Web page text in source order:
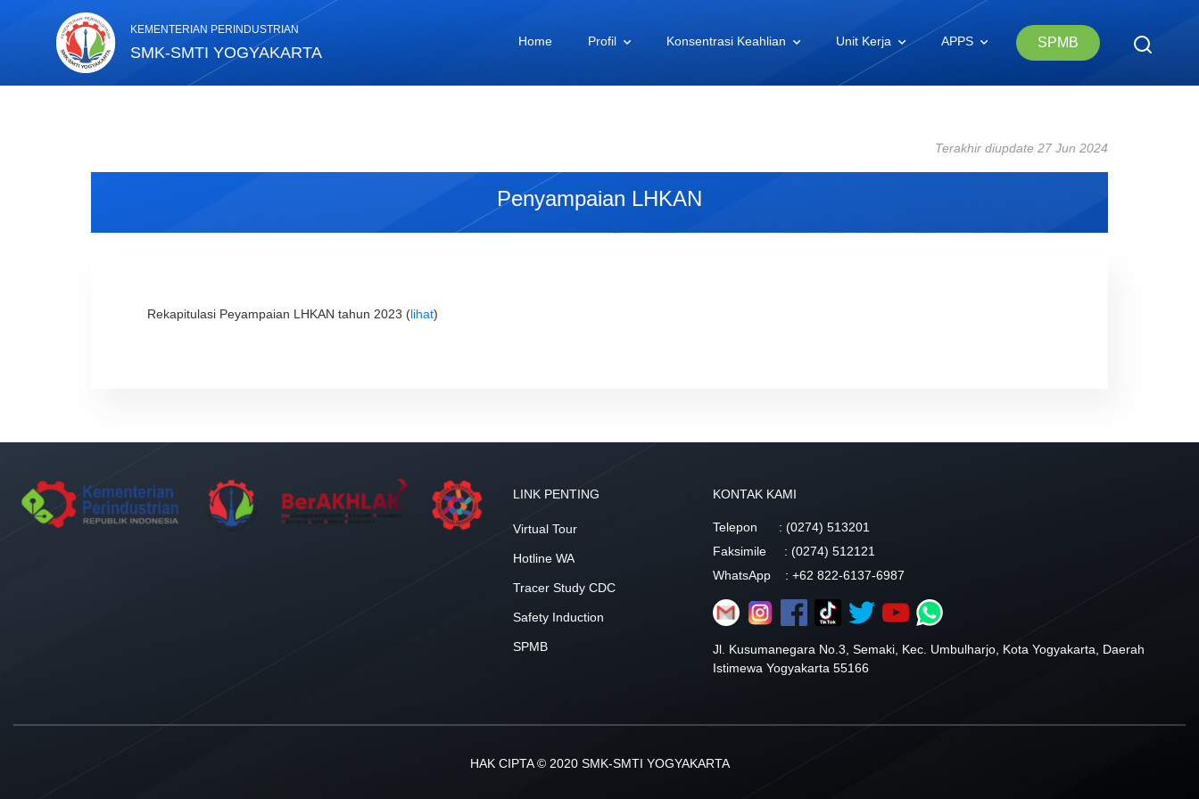
KEMENTERIAN PERINDUSTRIAN
SMK-SMTI YOGYAKARTA
Home Profil Konsentrasi Keahlian Unit Kerja APPS SPMB
Terakhir diupdate 27 Jun 2024
Penyampaian LHKAN
Rekapitulasi Peyampaian LHKAN tahun 2023 (lihat)
LINK PENTING
Virtual Tour
Hotline WA
Tracer Study CDC
Safety Induction
SPMB
KONTAK KAMI
Telepon
: (0274) 513201
Faksimile
: (0274) 512121
WhatsApp
: +62 822-6137-6987
Jl. Kusumanegara No.3, Semaki, Kec. Umbulharjo, Kota Yogyakarta, Daerah
Istimewa Yogyakarta 55166
HAK CIPTA © 2020 SMK-SMTI YOGYAKARTA